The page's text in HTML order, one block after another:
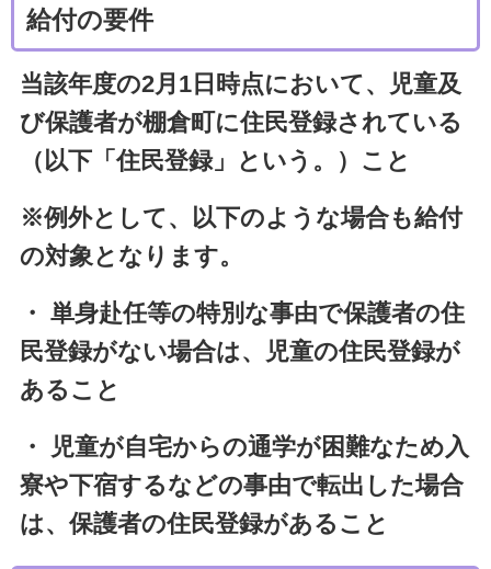
給付の要件
当該年度の2月1日時点において、児童及
び保護者が棚倉町に住民登録されている
（以下「住民登録」という。）こと
※例外として、以下のような場合も給付
の対象となります。
・ 単身赴任等の特別な事由で保護者の住
民登録がない場合は、児童の住民登録が
あること
・ 児童が自宅からの通学が困難なため入
寮や下宿するなどの事由で転出した場合
は、保護者の住民登録があること